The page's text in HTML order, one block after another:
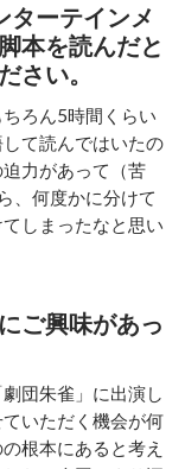
ターテインメ
本を読んだと
さい。
ろん5時間くらい
て読んではいたの
力があって（苦
、何度かに分けて
しまったなと思い
ご興味があっ
団朱雀」に出演し
いただく機会が何
根本にあると考え